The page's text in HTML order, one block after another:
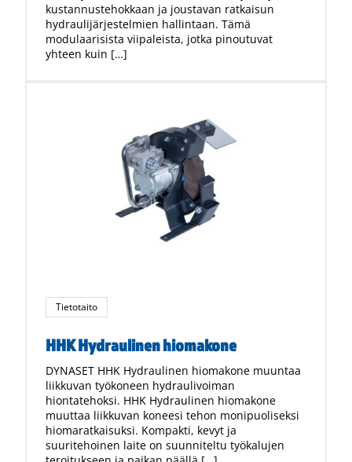
kustannustehokkaan ja joustavan ratkaisun
hydraulijärjestelmien hallintaan. Tämä
modulaarisista viipaleista, jotka pinoutuvat
yhteen kuin […]
Tietotaito
HHK Hydraulinen hiomakone
DYNASET HHK Hydraulinen hiomakone muuntaa
liikkuvan työkoneen hydraulivoiman
hiontatehoksi. HHK Hydraulinen hiomakone
muuttaa liikkuvan koneesi tehon monipuoliseksi
hiomaratkaisuksi. Kompakti, kevyt ja
suuritehoinen laite on suunniteltu työkalujen